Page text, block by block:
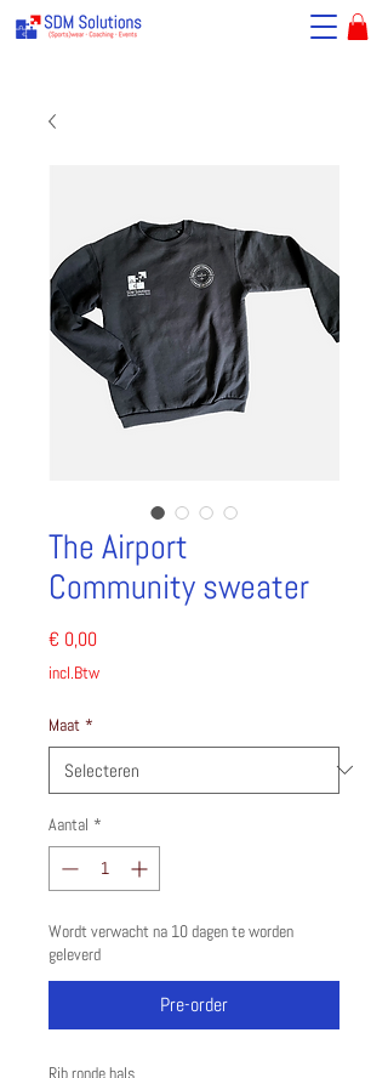
The Airport
Community sweater
€ 0,00Prijs
incl.Btw
Maat *
Aantal *
Wordt verwacht na 10 dagen te worden
geleverd
Pre-order
Rib ronde hals